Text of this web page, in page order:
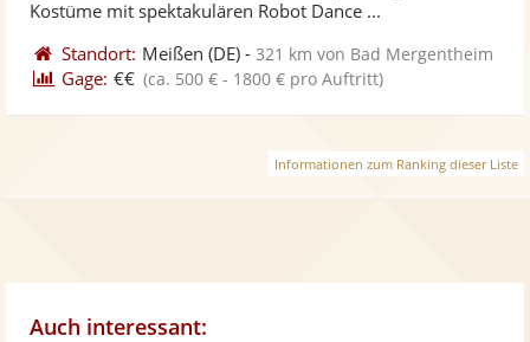
Kostüme mit spektakulären Robot Dance ...
Standort: Meißen (DE) -321 km von Bad Mergentheim
Gage: €€ (ca. 500 € - 1800 € pro Auftritt)
Informationen zum Ranking dieser Liste
Auch interessant: